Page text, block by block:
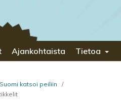
Ajankohtaista Tietoa
katsoi peiliin
/